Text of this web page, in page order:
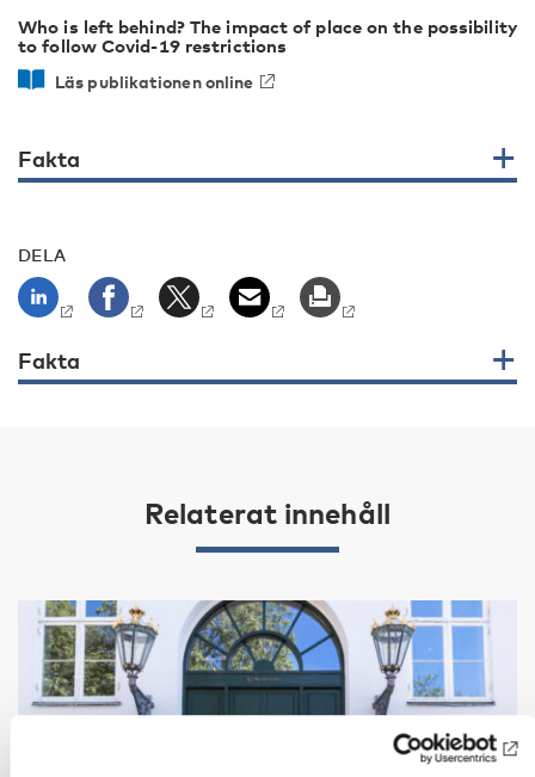
Who is left behind? The impact of place on the possibility
to follow Covid-19 restrictions
Läs publikationen online
Fakta
DELA
Fakta
Relaterat innehåll